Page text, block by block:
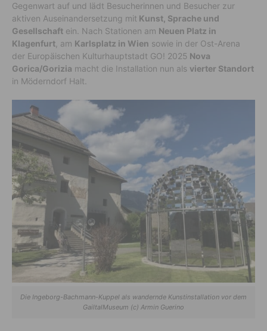
Gegenwart auf und lädt Besucherinnen und Besucher zur
aktiven Auseinandersetzung mit Kunst, Sprache und
Gesellschaft ein. Nach Stationen am Neuen Platz in
Klagenfurt, am Karlsplatz in Wien sowie in der Ost-Arena
der Europäischen Kulturhauptstadt GO! 2025 Nova
Gorica/Gorizia macht die Installation nun als vierter Standort
in Möderndorf Halt.
Die Ingeborg-Bachmann-Kuppel als wandernde Kunstinstallation vor dem
GailtalMuseum (c) Armin Guerino